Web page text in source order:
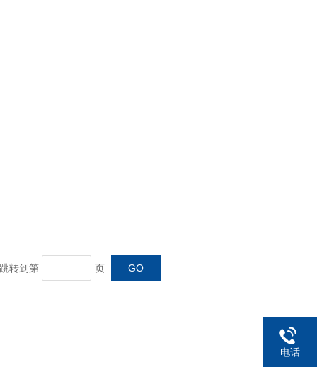
转到第 页
电话